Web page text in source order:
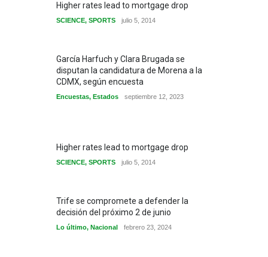
Higher rates lead to mortgage drop
SCIENCE, SPORTS julio 5, 2014
García Harfuch y Clara Brugada se
disputan la candidatura de Morena a la
CDMX, según encuesta
Encuestas, Estados septiembre 12, 2023
Higher rates lead to mortgage drop
SCIENCE, SPORTS julio 5, 2014
Trife se compromete a defender la
decisión del próximo 2 de junio
Lo último, Nacional febrero 23, 2024